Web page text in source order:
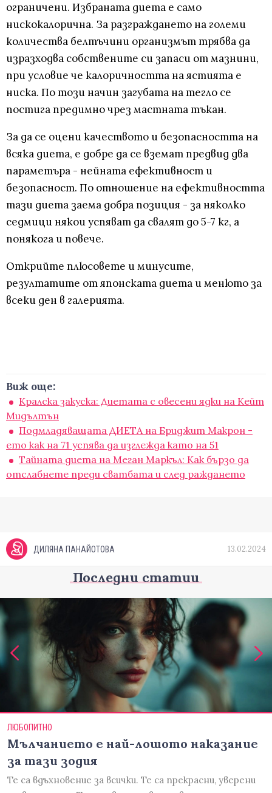
ограничени. Избраната диета е само
нискокалорична. За разграждането на големи
количества белтъчини организмът трябва да
изразходва собствените си запаси от мазнини,
при условие че калоричността на ястията е
ниска. По този начин загубата на тегло се
постига предимно чрез мастната тъкан.
За да се оцени качеството и безопасността на
всяка диета, е добре да се вземат предвид два
параметъра - нейната ефективност и
безопасност. По отношение на ефективността
тази диета заема добра позиция - за няколко
седмици някои успяват да свалят до 5-7 кг, а
понякога и повече.
Открийте плюсовете и минусите,
резултатите от японската диета и менюто за
всеки ден в галерията.
Виж още:
Кралска закуска: Диетата с овесени ядки на Кейт
Мидълтън
Подмладяващата ДИЕТА на Бриджит Макрон -
ето как на 71 успява да изглежда като на 51
Тайната диета на Меган Маркъл: Как бързо да
отслабнете преди сватбата и след раждането
ДИЛЯНА ПАНАЙОТОВА 13.02.2024
Последни статии
ЛЮБОПИТНО
Мълчанието е най-лошото наказание
за тази зодия
Те са вдъхновение за всички. Те са прекрасни, уверени